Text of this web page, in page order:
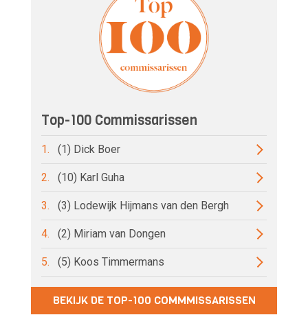
Top-100 Commissarissen
1. (1) Dick Boer
2. (10) Karl Guha
3. (3) Lodewijk Hijmans van den Bergh
4. (2) Miriam van Dongen
5. (5) Koos Timmermans
BEKIJK DE TOP-100 COMMMISSARISSEN